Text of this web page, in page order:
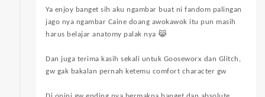
Ya enjoy banget sih aku ngambar buat ni fandom palingan
jago nya ngambar Caine doang awokawok itu pun masih
harus belajar anatomy palak nya 😹
Dan juga terima kasih sekali untuk Gooseworx dan Glitch,
gw gak bakalan pernah ketemu comfort character gw